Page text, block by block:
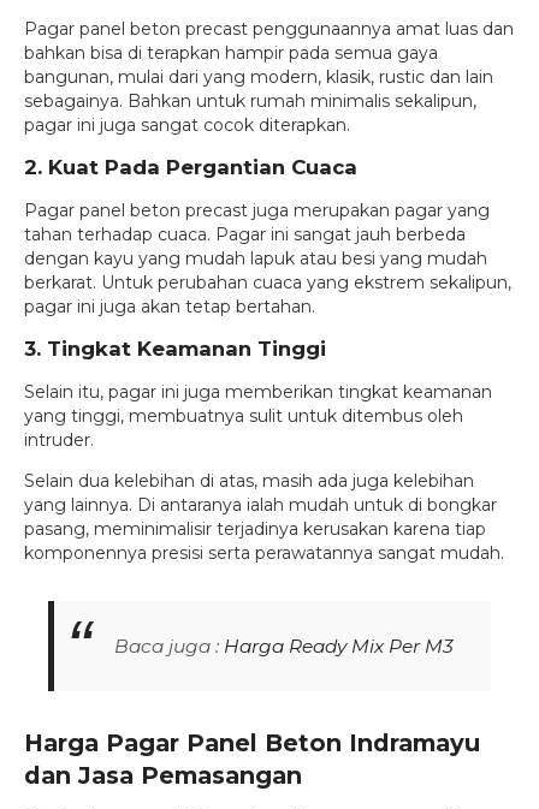
Pagar panel beton precast penggunaannya amat luas dan
bahkan bisa di terapkan hampir pada semua gaya
bangunan, mulai dari yang modern, klasik, rustic dan lain
sebagainya. Bahkan untuk rumah minimalis sekalipun,
pagar ini juga sangat cocok diterapkan.
2. Kuat Pada Pergantian Cuaca
Pagar panel beton precast juga merupakan pagar yang
tahan terhadap cuaca. Pagar ini sangat jauh berbeda
dengan kayu yang mudah lapuk atau besi yang mudah
berkarat. Untuk perubahan cuaca yang ekstrem sekalipun,
pagar ini juga akan tetap bertahan.
3. Tingkat Keamanan Tinggi
Selain itu, pagar ini juga memberikan tingkat keamanan
yang tinggi, membuatnya sulit untuk ditembus oleh
intruder.
Selain dua kelebihan di atas, masih ada juga kelebihan
yang lainnya. Di antaranya ialah mudah untuk di bongkar
pasang, meminimalisir terjadinya kerusakan karena tiap
komponennya presisi serta perawatannya sangat mudah.
Baca juga : Harga Ready Mix Per M3
Harga Pagar Panel Beton Indramayu
dan Jasa Pemasangan